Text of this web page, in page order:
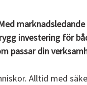
marknadsledande
investering för
passar din
Alltid med